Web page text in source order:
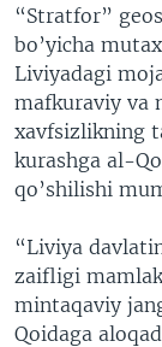
“Stratfor”
bo’yicha
Liviyadagi
mafkuraviy va
xavfsizlikning
kurashga al-
qo’shilishi
“Liviya
zaifligi
mintaqaviy
Qoidaga